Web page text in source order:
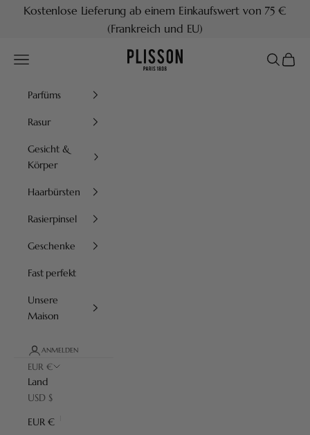
Zum Inhalt springen
Kostenlose Lieferung ab einem Einkaufswert von 75 €
(Frankreich und EU)
Plisson 1808
Menü Suchen
Parfüms
Rasur
Gesicht &
Körper
Haarbürsten
Rasierpinsel
Geschenke
Fast perfekt
Unsere
Maison
ANMELDEN
EUR €
Land
USD $
EUR €